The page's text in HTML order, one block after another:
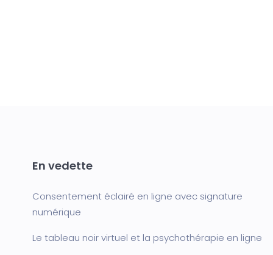
En vedette
Consentement éclairé en ligne avec signature
numérique
Le tableau noir virtuel et la psychothérapie en ligne